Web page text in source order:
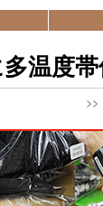
温度
>>